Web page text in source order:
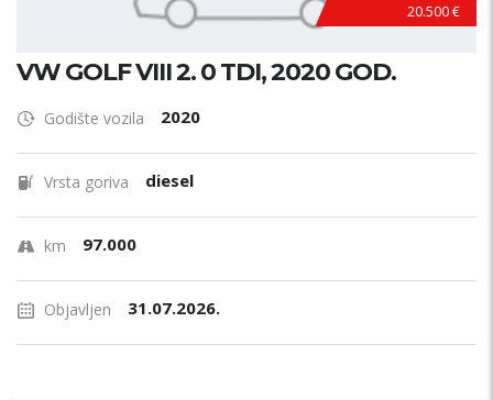
20.500 €
VW GOLF VIII 2. 0 TDI, 2020 GOD.
Godište vozila 2020
Vrsta goriva diesel
km 97.000
Objavljen 31.07.2026.